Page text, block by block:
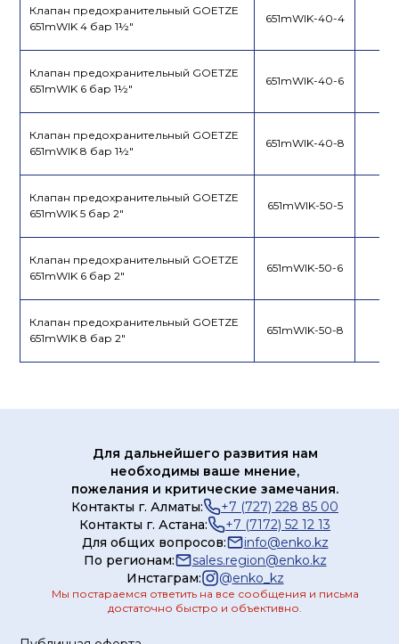
Клапан предохранительный GOETZE
651mWIK 4 бар 1½"
651mWIK-40-4
Клапан предохранительный GOETZE
651mWIK 6 бар 1½"
651mWIK-40-6
Клапан предохранительный GOETZE
651mWIK 8 бар 1½"
651mWIK-40-8
Клапан предохранительный GOETZE
651mWIK 5 бар 2"
651mWIK-50-5
Клапан предохранительный GOETZE
651mWIK 6 бар 2"
651mWIK-50-6
Клапан предохранительный GOETZE
651mWIK 8 бар 2"
651mWIK-50-8
Для дальнейшего развития нам
необходимы ваше мнение,
пожелания и критические замечания.
Контакты г. Алматы:
+7 (727) 228 85 00
Контакты г. Астана:
+7 (7172) 52 12 13
Для общих вопросов:
info@enko.kz
По регионам:
sales.region@enko.kz
Инстаграм:
@enko_kz
Мы постараемся ответить на все сообщения и письма
достаточно быстро и объективно.